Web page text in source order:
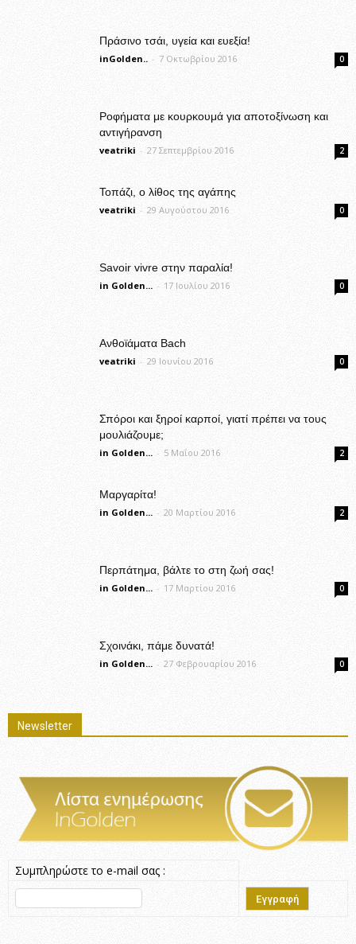
Πράσινο τσάι, υγεία και ευεξία!
inGolden.. - 7 Οκτωβρίου 2016 0
Ροφήματα με κουρκουμά για αποτοξίνωση και
αντιγήρανση
veatriki - 27 Σεπτεμβρίου 2016 2
Τοπάζι, ο λίθος της αγάπης
veatriki - 29 Αυγούστου 2016 0
Savoir vivre στην παραλία!
in Golden... - 17 Ιουλίου 2016 0
Ανθοϊάματα Bach
veatriki - 29 Ιουνίου 2016 0
Σπόροι και ξηροί καρποί, γιατί πρέπει να τους
μουλιάζουμε;
in Golden... - 5 Μαΐου 2016 2
Μαργαρίτα!
in Golden... - 20 Μαρτίου 2016 2
Περπάτημα, βάλτε το στη ζωή σας!
in Golden... - 17 Μαρτίου 2016 0
Σχοινάκι, πάμε δυνατά!
in Golden... - 27 Φεβρουαρίου 2016 0
Newsletter
Συμπληρώστε το e-mail σας :